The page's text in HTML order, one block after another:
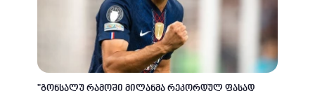
"გონსალუ რამოში მილანმა რეკორდულ ფასად